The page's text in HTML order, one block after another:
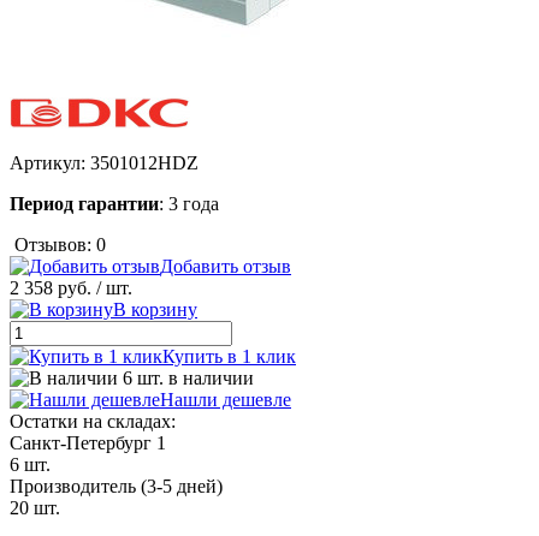
Артикул: 3501012HDZ
Период гарантии: 3 года
Отзывов: 0
Добавить отзыв
2 358 руб. / шт.
В корзину
Купить в 1 клик
6 шт. в наличии
Нашли дешевле
Остатки на складах:
Санкт-Петербург 1
6 шт.
Производитель (3-5 дней)
20 шт.